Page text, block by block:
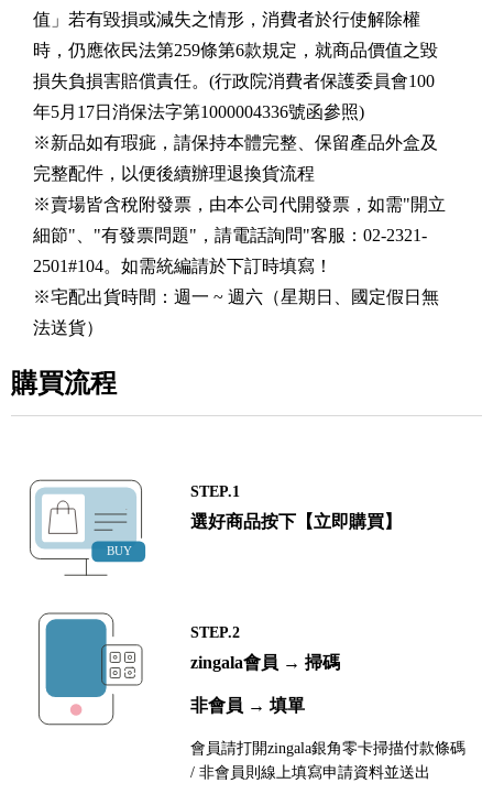
值」若有毀損或減失之情形，消費者於行使解除權
時，仍應依民法第259條第6款規定，就商品價值之毀
損失負損害賠償責任。(行政院消費者保護委員會100
年5月17日消保法字第1000004336號函參照)
※新品如有瑕疵，請保持本體完整、保留產品外盒及
完整配件，以便後續辦理退換貨流程
※賣場皆含稅附發票，由本公司代開發票，如需"開立
細節"、"有發票問題"，請電話詢問"客服：02-2321-
2501#104。如需統編請於下訂時填寫！
※宅配出貨時間：週一 ~ 週六（星期日、國定假日無
法送貨）
購買流程
STEP.1
選好商品按下【立即購買】
STEP.2
zingala會員 → 掃碼
非會員 → 填單
會員請打開zingala銀角零卡掃描付款條碼
/ 非會員則線上填寫申請資料並送出